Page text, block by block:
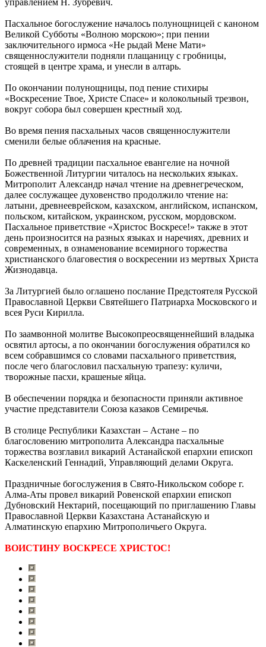
Пасхальное богослужение началось полунощницей с каноном
Великой Субботы «Волною морскою»; при пении
заключительного ирмоса «Не рыдай Мене Мати»
священнослужители подняли плащаницу с гробницы,
стоящей в центре храма, и унесли в алтарь.
По окончании полунощницы, под пение стихиры
«Воскресение Твое, Христе Спасе» и колокольный трезвон,
вокруг собора был совершен крестный ход.
Во время пения пасхальных часов священнослужители
сменили белые облачения на красные.
По древней традиции пасхальное евангелие на ночной
Божественной Литургии читалось на нескольких языках.
Митрополит Александр начал чтение на древнегреческом,
далее сослужащее духовенство продолжило чтение на:
латыни, древнееврейском, казахском, английском, испанском,
польском, китайском, украинском, русском, мордовском.
Пасхальное приветствие «Христос Воскресе!» также в этот
день произносится на разных языках и наречиях, древних и
современных, в ознаменование всемирного торжества
христианского благовестия о воскресении из мертвых Христа
Жизнодавца.
За Литургией было оглашено послание Предстоятеля Русской
Православной Церкви Святейшего Патриарха Московского и
всея Руси Кирилла.
По заамвонной молитве Высокопреосвященнейший владыка
освятил артосы, а по окончании богослужения обратился ко
всем собравшимся со словами пасхального приветствия,
после чего благословил пасхальную трапезу: куличи,
творожные пасхи, крашеные яйца.
В обеспечении порядка и безопасности приняли активное
участие представители Союза казаков Семиречья.
В столице Республики Казахстан – Астане – по
благословению митрополита Александра пасхальные
торжества возглавил викарий Астанайской епархии епископ
Каскеленский Геннадий, Управляющий делами Округа.
Праздничные богослужения в Свято-Никольском соборе г.
Алма-Аты провел викарий Ровенской епархии епископ
Дубновский Нектарий, посещающий по приглашению Главы
Православной Церкви Казахстана Астанайскую и
Алматинскую епархию Митрополичьего Округа.
ВОИСТИНУ ВОСКРЕСЕ ХРИСТОС!